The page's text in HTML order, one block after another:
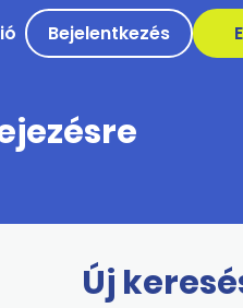
Bejelentkezés
Új